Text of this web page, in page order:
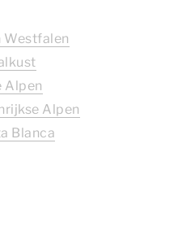
Westfalen
Alpen
Alpen
Blanca